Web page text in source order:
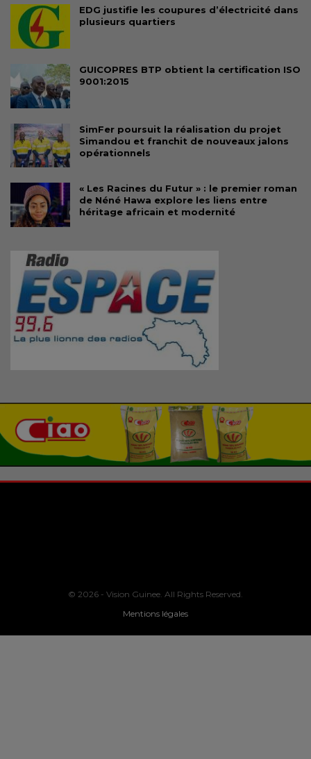
EDG justifie les coupures d’électricité dans
plusieurs quartiers
GUICOPRES BTP obtient la certification ISO
9001:2015
SimFer poursuit la réalisation du projet
Simandou et franchit de nouveaux jalons
opérationnels
« Les Racines du Futur » : le premier roman
de Néné Hawa explore les liens entre
héritage africain et modernité
© 2026 - Vision Guinee. All Rights Reserved.
Mentions légales